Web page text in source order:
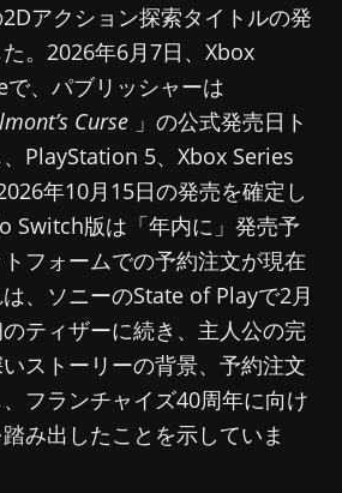
アクション探索タイトルの発
。2026年6月7日、Xbox
、パブリッシャーは
Curse 」の公式発売日ト
PlayStation 5、Xbox Series
年10月15日の発売を確定し
Switch版は「年内に」発売予
フォームでの予約注文が現在
、ソニーのState of Playで2月
ティザーに続き、主人公の完
ストーリーの背景、予約注文
フランチャイズ40周年に向け
み出したことを示していま